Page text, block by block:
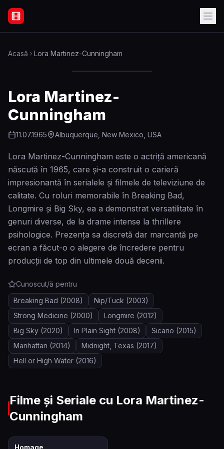
Filme Online Subtitrate - Acasă
Acasă Lora Martinez-Cunningham
Lora Martinez-
Cunningham
11.07.1965 Albuquerque, New Mexico, USA
Lora Martinez-Cunningham este o actriță americană
născută în 1965, care și-a construit o carieră
impresionantă în serialele și filmele de televiziune de
calitate. Cu roluri memorabile în Breaking Bad,
Longmire și Big Sky, ea a demonstrat versatilitate în
genuri diverse, de la drame intense la thrillere
psihologice. Prezența sa discretă dar marcantă pe
ecran a făcut-o o alegere de încredere pentru
producții de top din ultimele două decenii.
Cunoscut/ă pentru
Breaking Bad (2008) Nip/Tuck (2003)
Strong Medicine (2000) Longmire (2012)
Big Sky (2020) In Plain Sight (2008) Sicario (2015)
Manhattan (2014) Midnight, Texas (2017)
Hell or High Water (2016)
Filme și Seriale cu Lora Martinez-
Cunningham
Homage